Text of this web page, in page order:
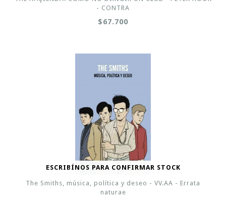
- CONTRA
$67.700
ESCRIBÍNOS PARA CONFIRMAR STOCK
The Smiths, música, política y deseo - VV.AA - Errata
naturae